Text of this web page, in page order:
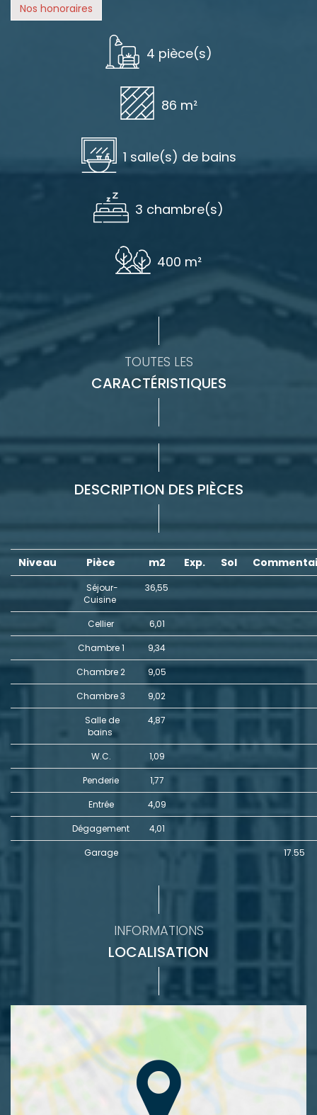
Nos honoraires
4 pièce(s)
86 m²
1 salle(s) de bains
3 chambre(s)
400 m²
TOUTES LES
CARACTÉRISTIQUES
DESCRIPTION DES PIÈCES
Niveau Pièce m2 Exp. Sol
Séjour-
Cuisine
36,55
Cellier
6,01
Chambre 1
9,34
Chambre 2
9,05
Chambre 3
9,02
Salle de
bains
4,87
W.C.
1,09
Penderie
1,77
Entrée
4,09
Dégagement
4,01
Garage
17.55
INFORMATIONS
LOCALISATION